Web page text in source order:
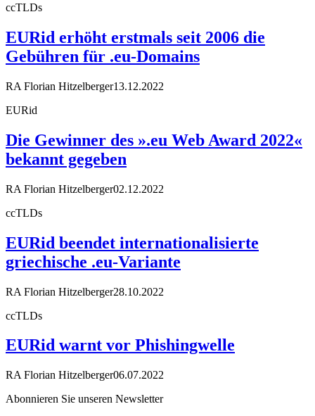
ccTLDs
EURid erhöht erstmals seit 2006 die
Gebühren für .eu-Domains
RA Florian Hitzelberger13.12.2022
EURid
Die Gewinner des ».eu Web Award 2022«
bekannt gegeben
RA Florian Hitzelberger02.12.2022
ccTLDs
EURid beendet internationalisierte
griechische .eu-Variante
RA Florian Hitzelberger28.10.2022
ccTLDs
EURid warnt vor Phishingwelle
RA Florian Hitzelberger06.07.2022
Abonnieren Sie unseren Newsletter